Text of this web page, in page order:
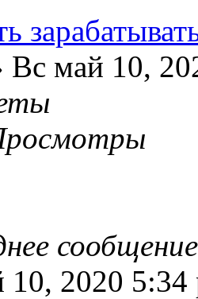
Вс май 10,
10, 2020 5:34